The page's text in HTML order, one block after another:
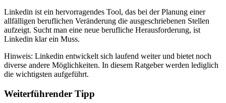
Linkedin ist ein hervorragendes Tool, das bei der Planung einer
allfälligen beruflichen Veränderung die ausgeschriebenen Stellen
aufzeigt. Sucht man eine neue berufliche Herausforderung, ist
Linkedin klar ein Muss.
Hinweis: Linkedin entwickelt sich laufend weiter und bietet noch
diverse andere Möglichkeiten. In diesem Ratgeber werden lediglich
die wichtigsten aufgeführt.
Weiterführender Tipp